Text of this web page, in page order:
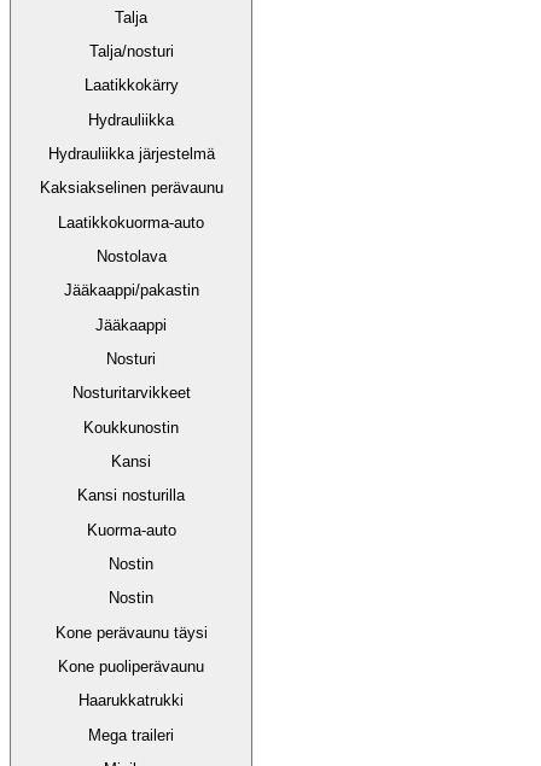
Talja
Talja/nosturi
Laatikkokärry
Hydrauliikka
Hydrauliikka järjestelmä
Kaksiakselinen perävaunu
Laatikkokuorma-auto
Nostolava
Jääkaappi/pakastin
Jääkaappi
Nosturi
Nosturitarvikkeet
Koukkunostin
Kansi
Kansi nosturilla
Kuorma-auto
Nostin
Nostin
Kone perävaunu täysi
Kone puoliperävaunu
Haarukkatrukki
Mega traileri